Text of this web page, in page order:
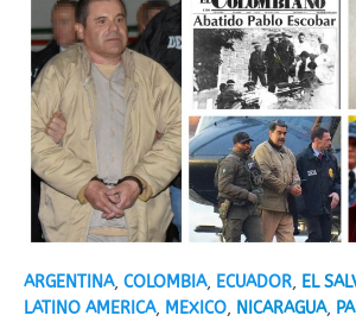
ARGENTINA, COLOMBIA, ECUADOR, EL
LATINO AMERICA, MEXICO, NICARAGUA,